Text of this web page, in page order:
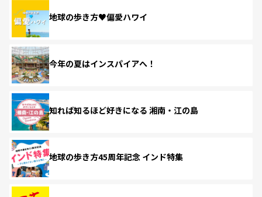
地球の歩き方♥偏愛ハワイ
今年の夏はインスパイアへ！
知れば知るほど好きになる 湘南・江の島
地球の歩き方45周年記念 インド特集